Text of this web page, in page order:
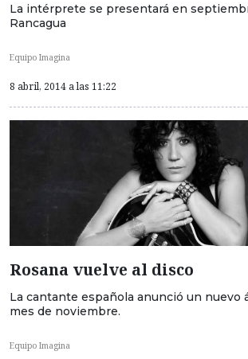
La intérprete se presentará en
Rancagua
Equipo Imagina
8 abril, 2014 a las 11:22
Rosana vuelve al disco
La cantante española anunció un nuevo
mes de noviembre.
Equipo Imagina